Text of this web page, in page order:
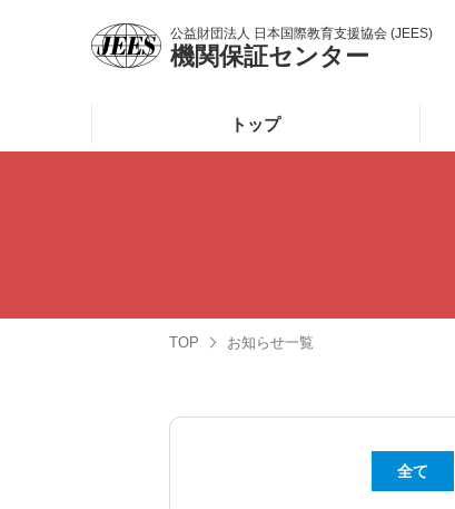
公益財団法人 日本国際教育支援協会 (JEES)
機関保証センター
トップ
TOP お知らせ一覧
全て